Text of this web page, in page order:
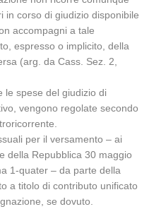
in corso di giudizio disponibile
accompagni a tale
espresso o implicito, della
(arg. da Cass. Sez. 2,
le spese del giudizio di
vengono regolate secondo
per il versamento – ai
della Repubblica 30 maggio
1-quater – da parte della
a titolo di contributo unificato
se dovuto.